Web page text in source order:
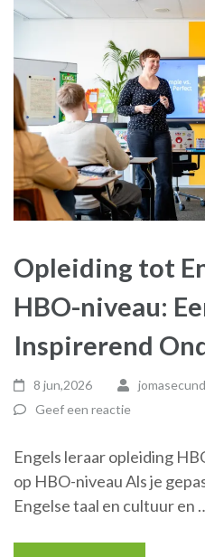
Opleiding tot
HBO-niveau:
Inspirerend
8 jun,2026
Geef een reactie
Engels leraar opleiding
op HBO-niveau Als je
Engelse taal en cultuur en